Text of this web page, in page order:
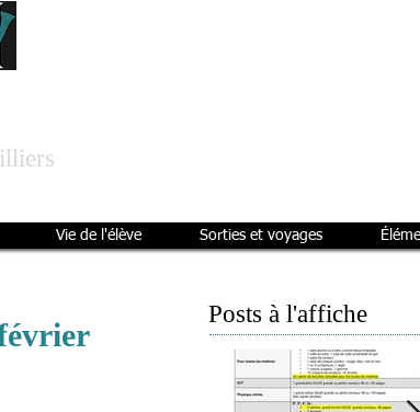
Vie de l'élève Sorties et voyages
Posts à l'affiche